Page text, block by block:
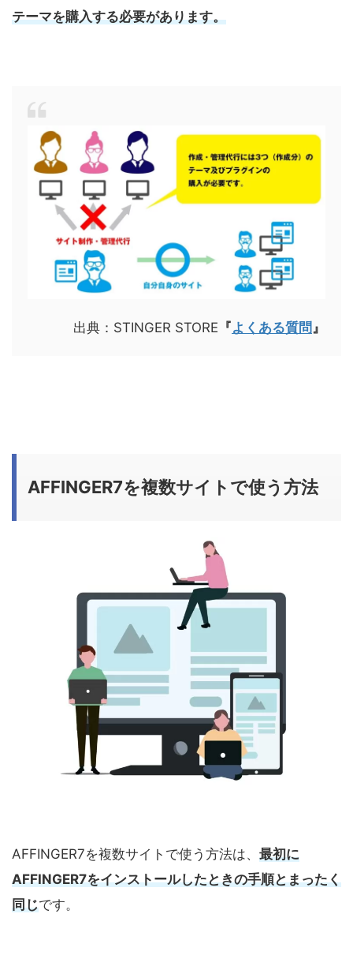
テーマを購入する必要があります。
出典：STINGER STORE 『よくある質問 』
AFFINGER7を複数サイトで使う方法
AFFINGER7を複数サイトで使う方法は、 最初に
AFFINGER7をインストールしたときの手順とまったく
同じです。